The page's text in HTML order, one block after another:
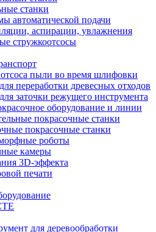
станки
автоматической подачи
аспирации, увлажнения
стружкоотсосы
пыли во время шлифовки
переработки древесных отходов
заточки режущего инструмента
оборудование и линии
покрасочные станки
покрасочные станки
роботы
камеры
3D-эффекта
печати
для деревообработки